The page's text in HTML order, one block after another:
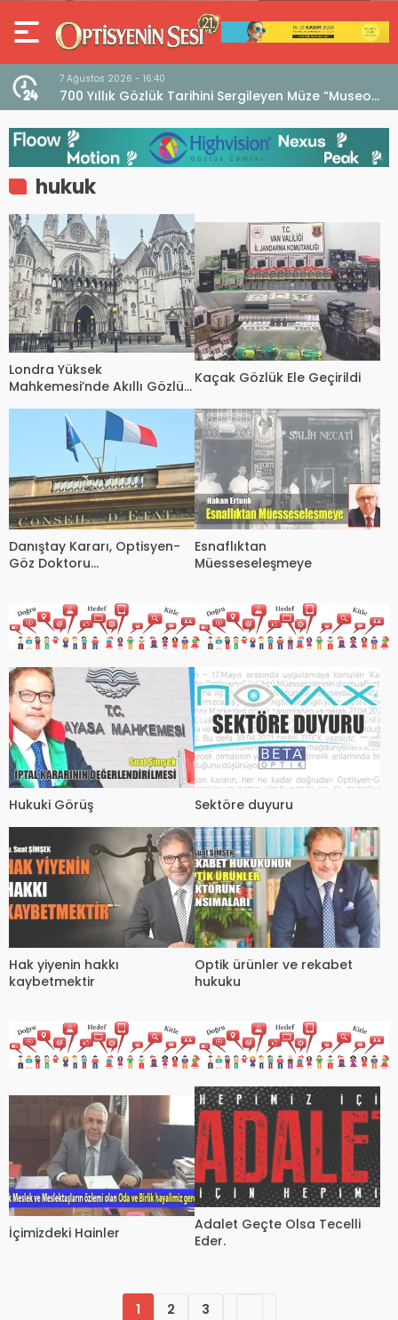
7 Ağustos 2026 - 16:40
700 Yıllık Gözlük Tarihini Sergileyen Müze “Museo
dell’Occhiale”
hukuk
Londra Yüksek
Mahkemesi’nde Akıllı Gözlük Kaçak Gözlük Ele Geçirildi
Danıştay Kararı, Optisyen-
Göz Doktoru
Esnaflıktan
Müesseseleşmeye
Hukuki Görüş Sektöre duyuru
Hak yiyenin hakkı
kaybetmektir
Optik ürünler ve rekabet
hukuku
İçimizdeki Hainler
Adalet Geçte Olsa Tecelli
Eder.
1 2 3